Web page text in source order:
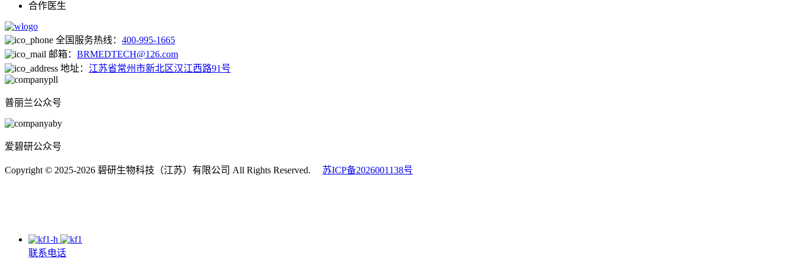
合作医生
全国服务热线： 400-995-1665
邮箱： BRMEDTECH@126.com
地址： 江苏省常州市新北区汉江西路91号
普丽兰公众号
爱碧研公众号
Copyright © 2025-2026 碧研生物科技（江苏）有限公司 All Rights Reserved. 苏ICP备2026001138号
联系电话